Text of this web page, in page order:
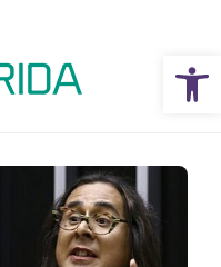
Abrir a barra de ferramentas